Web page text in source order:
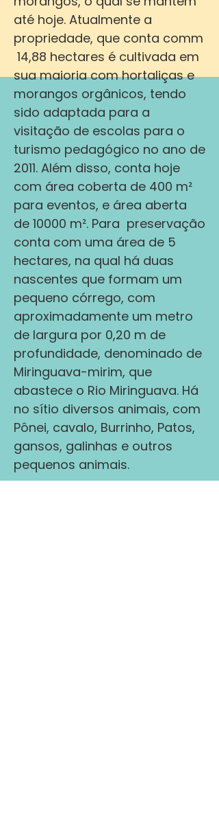
até hoje. Atualmente a
propriedade, que conta comm
14,88 hectares é cultivada em
sua maioria com hortaliças e
morangos orgânicos, tendo
sido adaptada para a
visitação de escolas para o
turismo pedagógico no ano de
2011. Além disso, conta hoje
com área coberta de 400 m²
para eventos, e área aberta
de 10000 m². Para preservação
conta com uma área de 5
hectares, na qual há duas
nascentes que formam um
pequeno córrego, com
aproximadamente um metro
de largura por 0,20 m de
profundidade, denominado de
Miringuava-mirim, que
abastece o Rio Miringuava. Há
no sítio diversos animais, com
Pônei, cavalo, Burrinho, Patos,
gansos, galinhas e outros
pequenos animais.